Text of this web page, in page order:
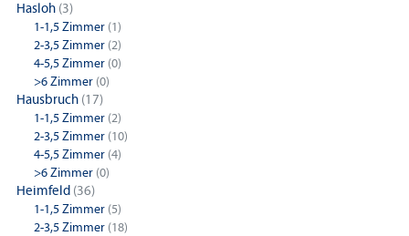
Hasloh (3)
1-1,5 Zimmer (1)
2-3,5 Zimmer (2)
4-5,5 Zimmer (0)
>6 Zimmer (0)
Hausbruch (17)
1-1,5 Zimmer (2)
2-3,5 Zimmer (10)
4-5,5 Zimmer (4)
>6 Zimmer (0)
Heimfeld (36)
1-1,5 Zimmer (5)
2-3,5 Zimmer (18)